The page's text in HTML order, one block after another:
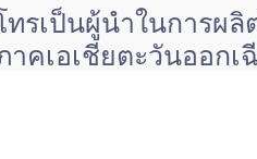
ทรเป็นผู้นำในการผลิ
คเอเชียตะวันออกเ